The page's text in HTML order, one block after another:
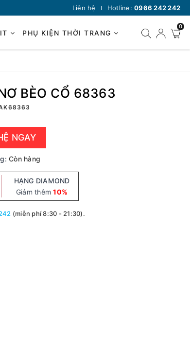
Liên hệ Hotline: 0966 242 242
PHỤ KIỆN THỜI TRANG
0
BÈO CỔ 68363
NGAY
Còn hàng
HẠNG DIAMOND
Giảm thêm10%
(miễn phí 8:30 - 21:30).